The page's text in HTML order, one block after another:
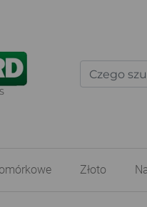
Złoto